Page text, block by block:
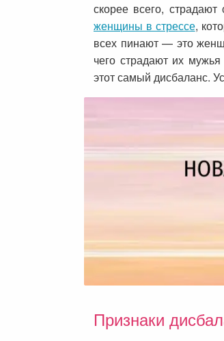
скорее всего,
женщины в стрессе,
всех пинают — это
чего страдают их
этот самый дисбаланс.
Признаки